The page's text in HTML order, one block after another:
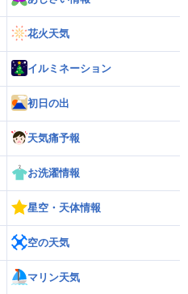
花火天気
イルミネーション
初日の出
天気痛予報
お洗濯情報
星空・天体情報
空の天気
マリン天気